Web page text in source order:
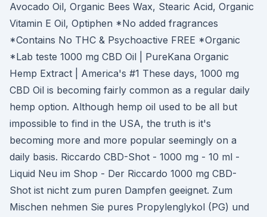
Avocado Oil, Organic Bees Wax, Stearic Acid, Organic
Vitamin E Oil, Optiphen *No added fragrances
*Contains No THC & Psychoactive FREE *Organic
*Lab teste 1000 mg CBD Oil | PureKana Organic
Hemp Extract | America's #1 These days, 1000 mg
CBD Oil is becoming fairly common as a regular daily
hemp option. Although hemp oil used to be all but
impossible to find in the USA, the truth is it's
becoming more and more popular seemingly on a
daily basis. Riccardo CBD-Shot - 1000 mg - 10 ml -
Liquid Neu im Shop - Der Riccardo 1000 mg CBD-
Shot ist nicht zum puren Dampfen geeignet. Zum
Mischen nehmen Sie pures Propylenglykol (PG) und